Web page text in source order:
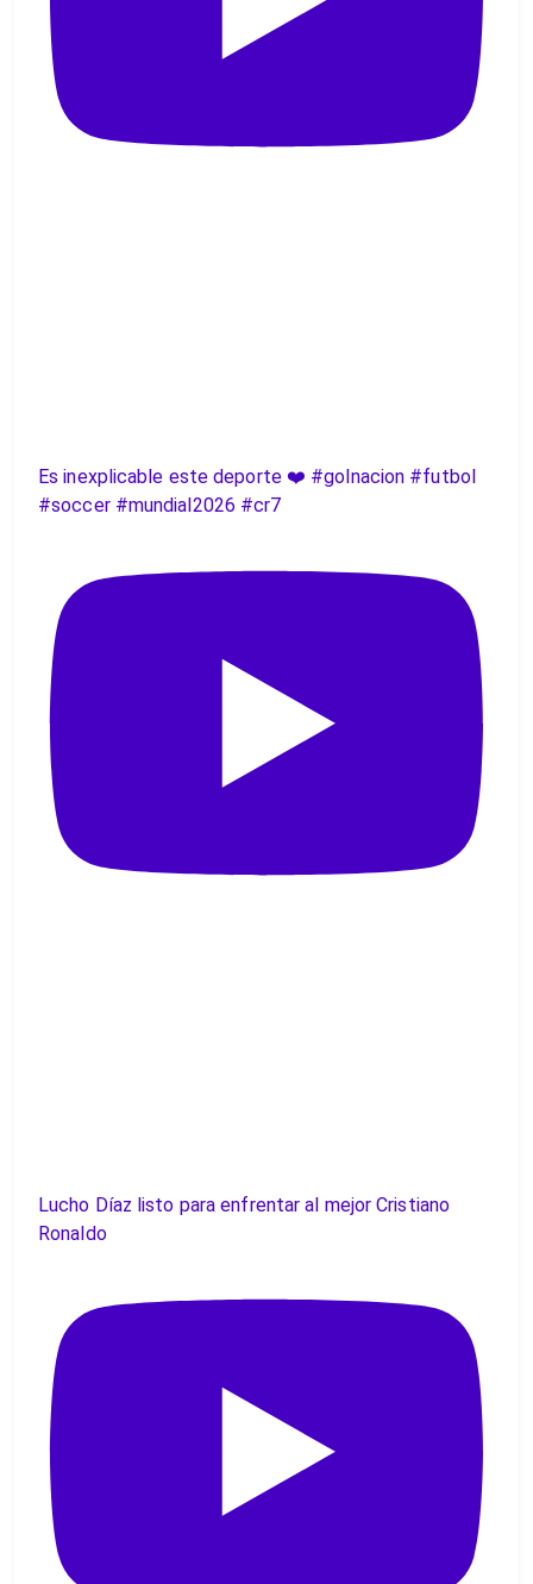
Es inexplicable este deporte ❤️ #golnacion #futbol
#soccer #mundial2026 #cr7
Lucho Díaz listo para enfrentar al mejor Cristiano
Ronaldo